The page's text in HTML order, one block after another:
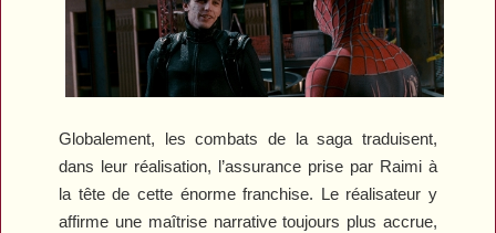
Globalement, les combats de la saga traduisent,
dans leur réalisation, l’assurance prise par Raimi à
la tête de cette énorme franchise. Le réalisateur y
affirme une maîtrise narrative toujours plus accrue,